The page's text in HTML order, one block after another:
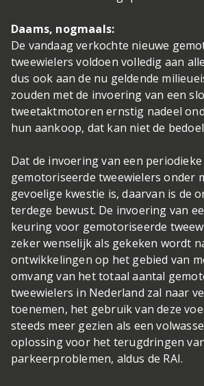
Daams, nogmaals:
De vandaag verkochte nieuwe
tweewielers voldoen volledig aan
dus ook aan de nu geldende
zouden met de invoering van een
tweetaktmotoren ernstig nadeel
hun aankoop, dat kan niet de
Dat de invoering van een
gemotoriseerde tweewielers onder
gevoelige kwestie is, daarvan is de
terdege bewust. De invoering van
keuring voor gemotoriseerde
zeker wenselijk als gekeken wordt
ontwikkelingen op het gebied van
omvang van het totaal aantal
tweewielers in Nederland zal naar
toenemen, het gebruik van deze
steeds meer gezien als een
oplossing voor het terugdringen
parkeerproblemen, aldus de RAI.